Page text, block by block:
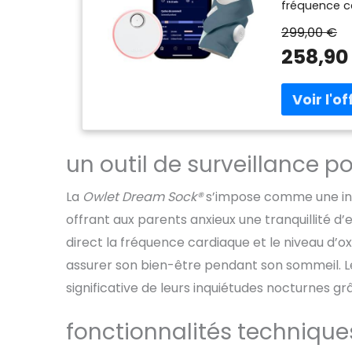
fréquence
lorsque les
tranquillité
parents
meilleur
qualité
mon bébé
sur la base
sortent
rapidement
attention
94 % des
serez
permet un
de sommeil
tendances
technologie
299,00 €
un outil de surveillance
La Owlet Dream Sock®s’impose comme une
offrant aux parents anxieux une tranquillité
direct la fréquence cardiaque et le niveau
assurer son bien-être pendant son sommeil.
significative de leurs inquiétudes nocturnes
fonctionnalités